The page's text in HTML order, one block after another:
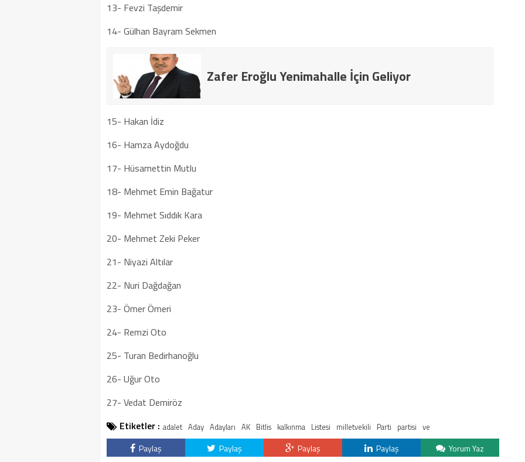
13- Fevzi Taşdemir
14- Gülhan Bayram Sekmen
Zafer Eroğlu Yenimahalle İçin Geliyor
15- Hakan İdiz
16- Hamza Aydoğdu
17- Hüsamettin Mutlu
18- Mehmet Emin Bağatur
19- Mehmet Sıddık Kara
20- Mehmet Zeki Peker
21- Niyazi Altılar
22- Nuri Dağdağan
23- Ömer Ömeri
24- Remzi Oto
25- Turan Bedirhanoğlu
26- Uğur Oto
27- Vedat Demiröz
Etiketler : adalet Aday Adayları AK Bitlis kalkınma Listesi milletvekili Parti partisi ve
Paylaş Paylaş Paylaş Paylaş Yorum Yaz